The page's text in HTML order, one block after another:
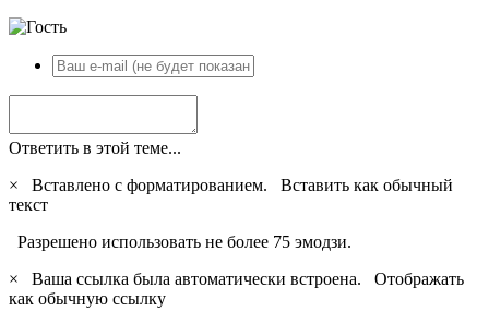
Ответить в этой теме...
×
Вставлено с форматированием. Вставить как обычный
текст
Разрешено использовать не более 75 эмодзи.
×
Ваша ссылка была автоматически встроена. Отображать
как обычную ссылку